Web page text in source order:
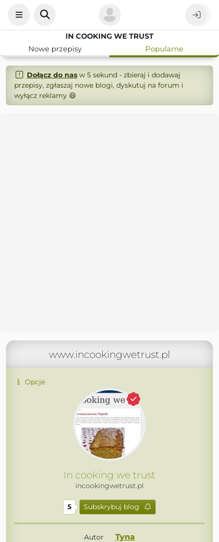
IN COOKING WE TRUST
Nowe przepisy
Popularne
Dołącz do nasw 5 sekund - zbieraj i dodawaj
przepisy, zgłaszaj nowe blogi, dyskutuj na forum i
wyłącz reklamy 😄
www.incookingwetrust.pl
Opcje
In cooking we trust
incookingwetrust.pl
5 Subskrybuj blog
Autor Tyna